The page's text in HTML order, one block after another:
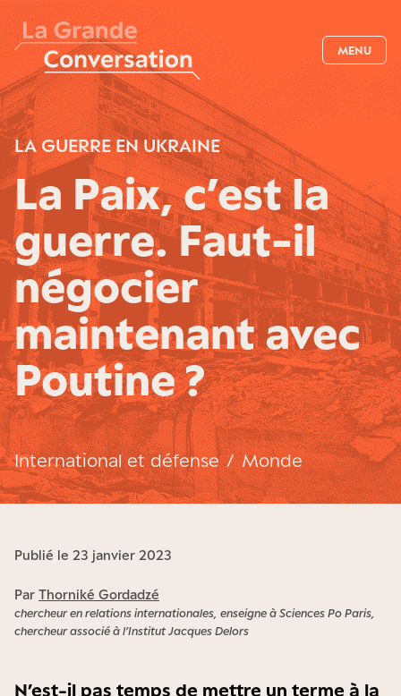
MENU
LA GUERRE EN UKRAINE
La Paix, c’est la
guerre. Faut-il
négocier
maintenant avec
Poutine ?
International et défense / Monde
Publié le 23 janvier 2023
Par Thorniké Gordadzé
chercheur en relations internationales, enseigne à Sciences Po Paris,
chercheur associé à l’Institut Jacques Delors
N’est-il pas temps de mettre un terme à la